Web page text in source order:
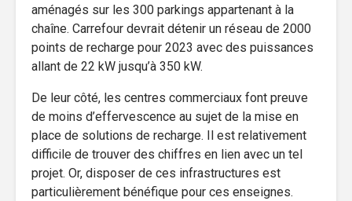
aménagés sur les 300 parkings appartenant à la
chaîne. Carrefour devrait détenir un réseau de 2000
points de recharge pour 2023 avec des puissances
allant de 22 kW jusqu’à 350 kW.
De leur côté, les centres commerciaux font preuve
de moins d’effervescence au sujet de la mise en
place de solutions de recharge. Il est relativement
difficile de trouver des chiffres en lien avec un tel
projet. Or, disposer de ces infrastructures est
particulièrement bénéfique pour ces enseignes.